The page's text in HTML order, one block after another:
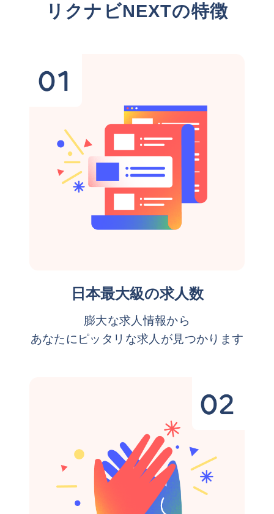
リクナビNEXTの特徴
日本最大級の求人数
膨大な求人情報から
あなたにピッタリな求人が見つかります